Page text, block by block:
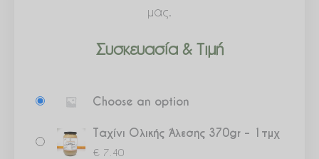
μας.
Συσκευασία & Τιμή
Choose an option
Ταχίνι Ολικής Άλεσης 370gr – 1τμχ
€ 7.40
Ολικής
Άλεσης
370gr